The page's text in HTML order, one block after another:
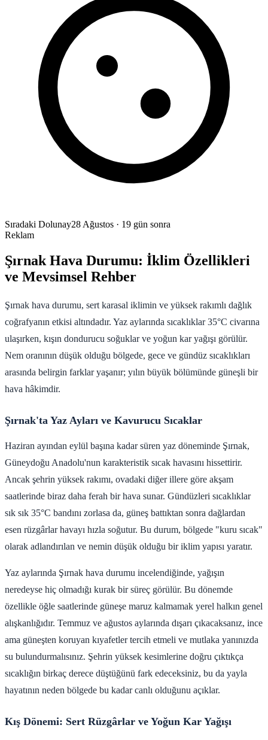
Sıradaki Dolunay28 Ağustos · 19 gün sonra
Reklam
Şırnak Hava Durumu: İklim Özellikleri
ve Mevsimsel Rehber
Şırnak hava durumu, sert karasal iklimin ve yüksek rakımlı dağlık
coğrafyanın etkisi altındadır. Yaz aylarında sıcaklıklar 35°C civarına
ulaşırken, kışın dondurucu soğuklar ve yoğun kar yağışı görülür.
Nem oranının düşük olduğu bölgede, gece ve gündüz sıcaklıkları
arasında belirgin farklar yaşanır; yılın büyük bölümünde güneşli bir
hava hâkimdir.
Şırnak'ta Yaz Ayları ve Kavurucu Sıcaklar
Haziran ayından eylül başına kadar süren yaz döneminde Şırnak,
Güneydoğu Anadolu'nun karakteristik sıcak havasını hissettirir.
Ancak şehrin yüksek rakımı, ovadaki diğer illere göre akşam
saatlerinde biraz daha ferah bir hava sunar. Gündüzleri sıcaklıklar
sık sık 35°C bandını zorlasa da, güneş battıktan sonra dağlardan
esen rüzgârlar havayı hızla soğutur. Bu durum, bölgede "kuru sıcak"
olarak adlandırılan ve nemin düşük olduğu bir iklim yapısı yaratır.
Yaz aylarında Şırnak hava durumu incelendiğinde, yağışın
neredeyse hiç olmadığı kurak bir süreç görülür. Bu dönemde
özellikle öğle saatlerinde güneşe maruz kalmamak yerel halkın genel
alışkanlığıdır. Temmuz ve ağustos aylarında dışarı çıkacaksanız, ince
ama güneşten koruyan kıyafetler tercih etmeli ve mutlaka yanınızda
su bulundurmalısınız. Şehrin yüksek kesimlerine doğru çıktıkça
sıcaklığın birkaç derece düştüğünü fark edeceksiniz, bu da yayla
hayatının neden bölgede bu kadar canlı olduğunu açıklar.
Kış Dönemi: Sert Rüzgârlar ve Yoğun Kar Yağışı